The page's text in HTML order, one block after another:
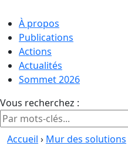
À propos
Publications
Actions
Actualités
Sommet 2026
Vous recherchez :
Accueil › Mur des solutions